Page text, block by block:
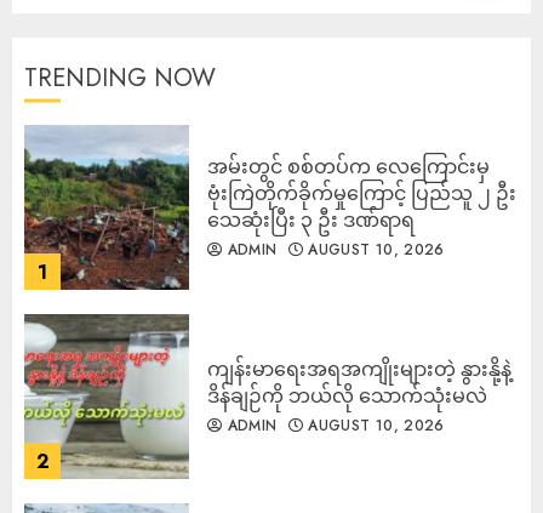
TRENDING NOW
1
‎အမ်းတွင် စစ်တပ်က လေကြောင်းမှ
ဗုံးကြဲတိုက်ခိုက်မှုကြောင့် ပြည်သူ ၂ ဦး
သေဆုံးပြီး ၃ ဦး ဒဏ်ရာရ
ADMIN AUGUST 10, 2026
2
ကျန်းမာရေးအရအကျိုးများတဲ့ နွားနို့နဲ့
ဒိန်ချဉ်ကို ဘယ်လို သောက်သုံးမလဲ
ADMIN AUGUST 10, 2026